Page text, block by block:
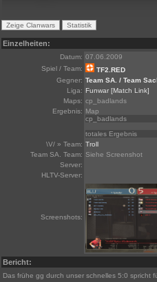
Einzelheiten:
Datum: 07.06.2009
Spiel / Team:
TF2.RED
Gegner: Team SA. / Team
Liga: Funwar [Match Link]
Maps: cp_badlands
Ergebnis: Map
cp_badlands
totales Ergebnis
\V/ » Team: Troll
Team SA. Team: Siehe Screenshot
Server:
HLTV-Server:
Screenshots:
Bericht:
Das frühe gg durch unser schnelles 5:0 spricht